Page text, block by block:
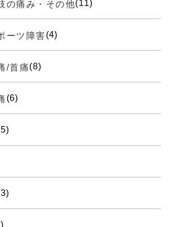
の痛み・その他(11)
ーツ障害(4)
/首痛(8)
(6)